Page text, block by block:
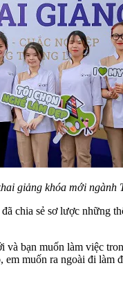
giảng khóa mới ngành
chia sẻ sơ lược những
và bạn muốn làm việc
muốn ra ngoài đi